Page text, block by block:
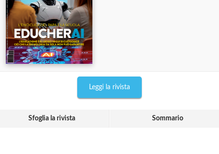
Leggi la rivista
Sfoglia la rivista Sommario